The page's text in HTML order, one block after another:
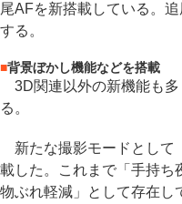
尾AFを新搭載している。
する。
■背景ぼかし機能などを搭載
3D関連以外の新機能も多
る。
新たな撮影モードとして
載した。これまで「手持ち
物ぶれ軽減」として存在し